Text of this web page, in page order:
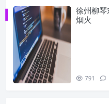
徐州柳
烟火
791